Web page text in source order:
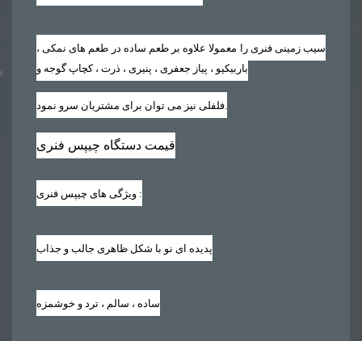
سیب زمینی فنری را معمولا علاوه بر طعم ساده در طعم های نمکی ،
باربیکیو ، پیاز جعفری ، پنیری ، ذرت ، کچاپ گوجه و
قیمت دستگاه چیپس فنری
ویژگی های چیپس فنری :
پدیده ای نو با شکل ظاهری جالب و جذاب
ساده ، سالم ، ترد و خوشمزه